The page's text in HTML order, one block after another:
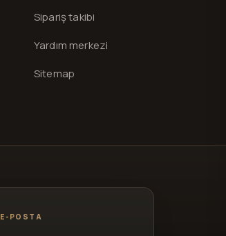
Sipariş takibi
Yardım merkezi
Sitemap
E-POSTA